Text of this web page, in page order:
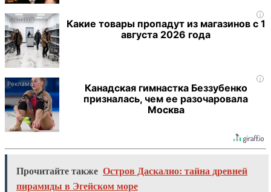
i
Какие товары пропадут из магазинов с 1
августа 2026 года
i
Канадская гимнастка Беззубенко
призналась, чем ее разочаровала
Москва
Прочитайте также Остров Даскалио: тайна древней
пирамиды в Эгейском море